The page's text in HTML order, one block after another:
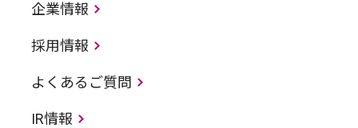
企業情報
採用情報
よくあるご質問
IR情報